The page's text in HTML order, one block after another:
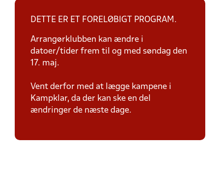
DETTE ER ET FORELØBIGT PROGRAM.
Arrangørklubben kan ændre i
datoer/tider frem til og med søndag den
17. maj.
Vent derfor med at lægge kampene i
Kampklar, da der kan ske en del
ændringer de næste dage.